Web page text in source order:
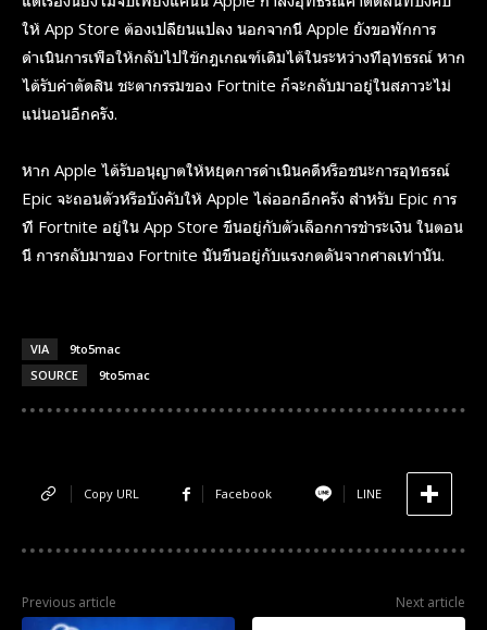
ให้ App Store ต้องเปลี่ยนแปลง นอกจากนี้ Apple ยังขอพักการ
ดำเนินการเพื่อให้กลับไปใช้กฎเกณฑ์เดิมได้ในระหว่างที่อุทธรณ์ หาก
ได้รับคำตัดสิน ชะตากรรมของ Fortnite ก็จะกลับมาอยู่ในสภาวะไม่
แน่นอนอีกครั้ง.
หาก Apple ได้รับอนุญาตให้หยุดการดำเนินคดีหรือชนะการอุทธรณ์
Epic จะถอนตัวหรือบังคับให้ Apple ไล่ออกอีกครั้ง สำหรับ Epic การ
ที่ Fortnite อยู่ใน App Store ขึ้นอยู่กับตัวเลือกการชำระเงิน ในตอน
นี้ การกลับมาของ Fortnite นั้นขึ้นอยู่กับแรงกดดันจากศาลเท่านั้น.
VIA
9to5mac
SOURCE
9to5mac
Copy URL Facebook LINE
Previous article Next article